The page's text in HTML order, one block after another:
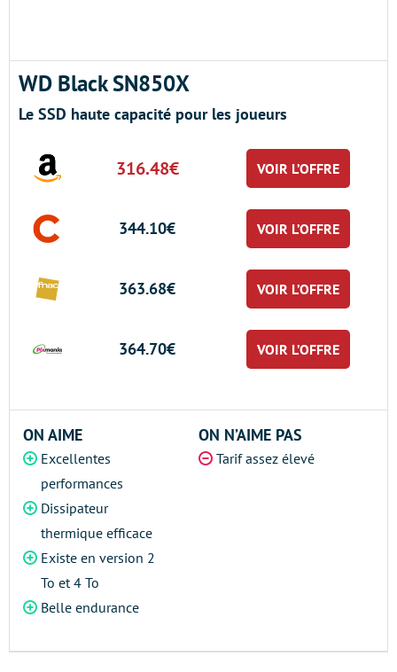
WD Black SN850X
Le SSD haute capacité pour les joueurs
316.48€ VOIR L’OFFRE
344.10€ VOIR L’OFFRE
363.68€ VOIR L’OFFRE
364.70€ VOIR L’OFFRE
ON AIME
Excellentes
performances
Dissipateur
thermique efficace
Existe en version 2
To et 4 To
Belle endurance
ON N’AIME PAS
Tarif assez élevé